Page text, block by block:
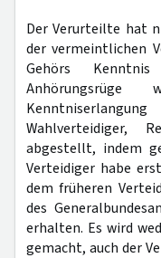
Der Verurteilte hat
der vermeintlichen
Gehörs
Wahlverteidiger,
abgestellt, indem
Verteidiger habe
dem früheren
des
erhalten. Es wird
gemacht, auch der